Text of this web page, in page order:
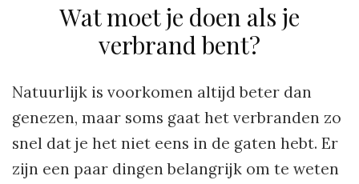
Wat moet je doen als je
verbrand bent?
Natuurlijk is voorkomen altijd beter dan
genezen, maar soms gaat het verbranden zo
snel dat je het niet eens in de gaten hebt. Er
zijn een paar dingen belangrijk om te weten